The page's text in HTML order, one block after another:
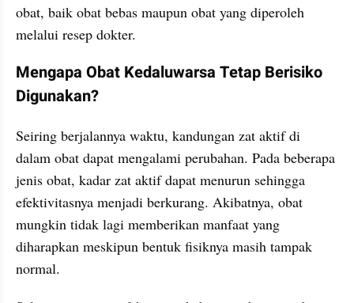
obat, baik obat bebas maupun obat yang diperoleh
melalui resep dokter.
Mengapa Obat Kedaluwarsa Tetap Berisiko
Digunakan?
Seiring berjalannya waktu, kandungan zat aktif di
dalam obat dapat mengalami perubahan. Pada beberapa
jenis obat, kadar zat aktif dapat menurun sehingga
efektivitasnya menjadi berkurang. Akibatnya, obat
mungkin tidak lagi memberikan manfaat yang
diharapkan meskipun bentuk fisiknya masih tampak
normal.